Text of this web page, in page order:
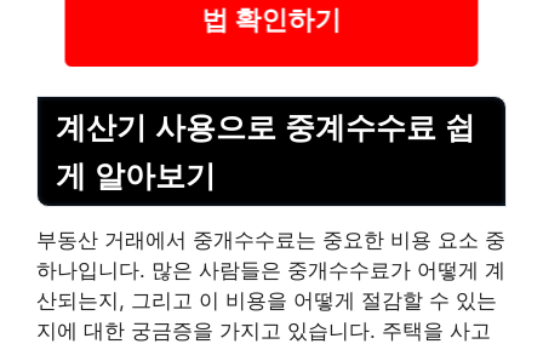
법 확인하기
계산기 사용으로 중계수수료 쉽
게 알아보기
부동산 거래에서 중개수수료는 중요한 비용 요소 중
하나입니다. 많은 사람들은 중개수수료가 어떻게 계
산되는지, 그리고 이 비용을 어떻게 절감할 수 있는
지에 대한 궁금증을 가지고 있습니다. 주택을 사고